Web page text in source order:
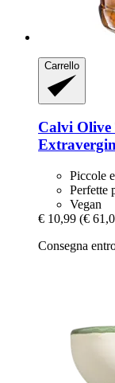
Carrello
Calvi Olive
Piccole
Perfette
Vegan
€ 10,99 (€
Consegna